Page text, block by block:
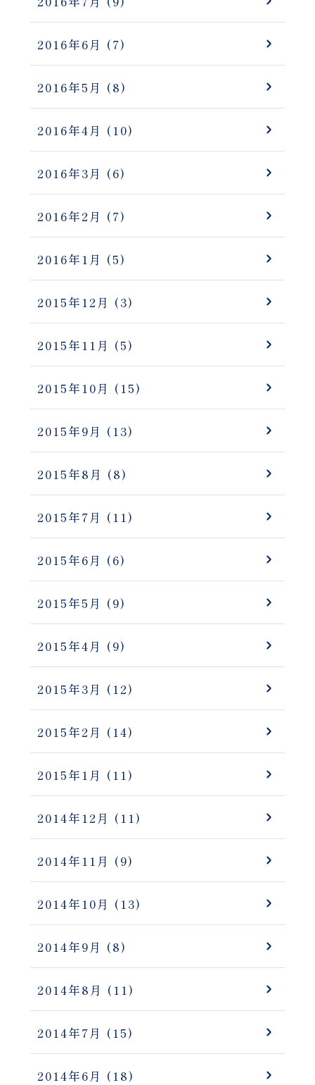
2016年6月 (7)
2016年5月 (8)
2016年4月 (10)
2016年3月 (6)
2016年2月 (7)
2016年1月 (5)
2015年12月 (3)
2015年11月 (5)
2015年10月 (15)
2015年9月 (13)
2015年8月 (8)
2015年7月 (11)
2015年6月 (6)
2015年5月 (9)
2015年4月 (9)
2015年3月 (12)
2015年2月 (14)
2015年1月 (11)
2014年12月 (11)
2014年11月 (9)
2014年10月 (13)
2014年9月 (8)
2014年8月 (11)
2014年7月 (15)
2014年6月 (18)